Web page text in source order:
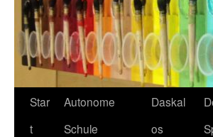
Star
t
Autonome
Schule
Daskal
os